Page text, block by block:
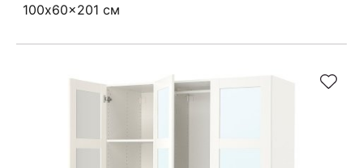
100x60x201 см